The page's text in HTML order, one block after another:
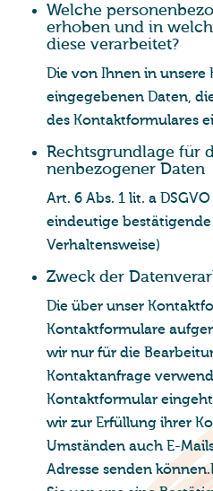
Wel­che
er­ho­ben und in
diese ver­ar­bei­tet?
Die von Ihnen in
eingegebenen Daten,
des Kontaktformulares
Rechts­grund­la­ge für
nen­be­zo­ge­ner Daten
Art. 6 Abs. 1 lit. a
eindeutige
Verhaltensweise)
Zweck der
Die über unser
Kontaktformulare
wir nur für die
Kontaktanfrage
Kontaktformular
wir zur Erfüllung ihrer
Umständen auch E-
Adresse senden